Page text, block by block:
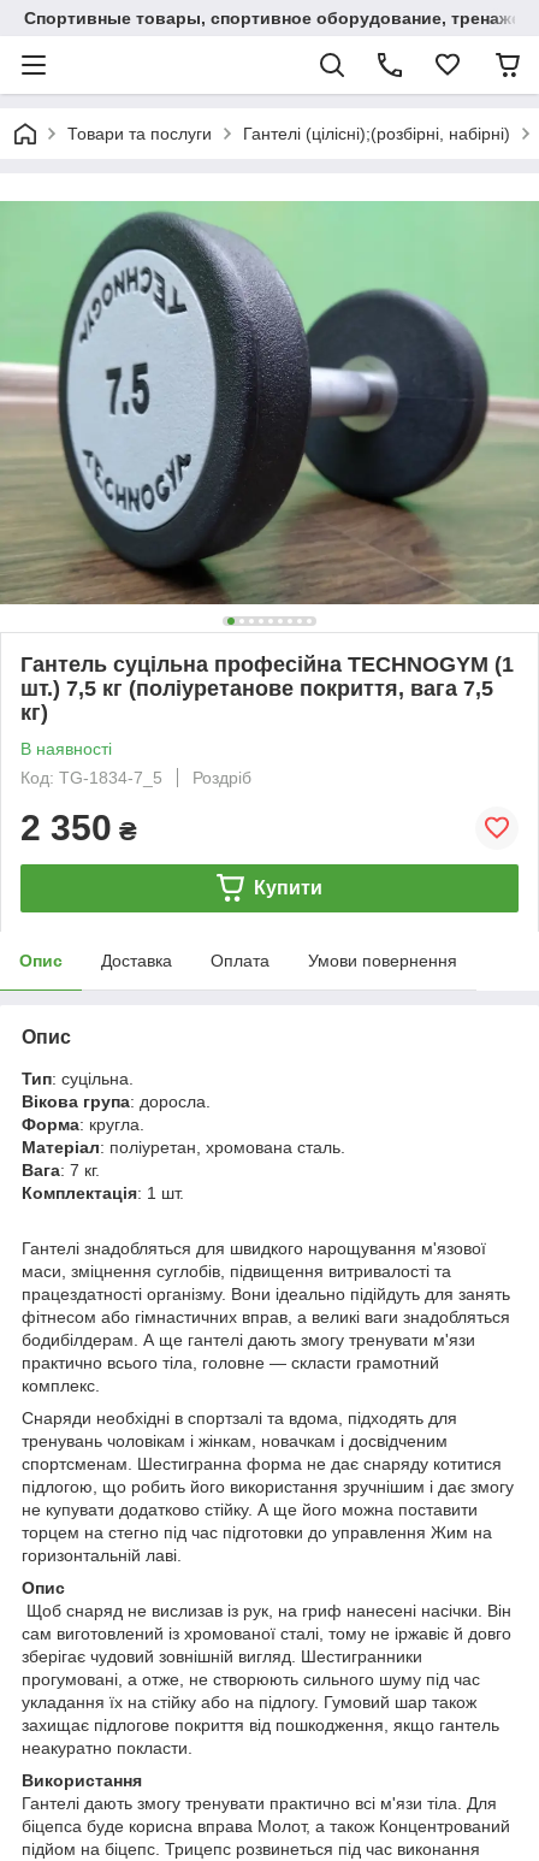
Спортивные товары, спортивное оборудование,
Товари та послуги Гантелі (цілісні);(розбірні, набірні)
Гантель суцільна професійна TECHNOGYM (1
шт.) 7,5 кг (поліуретанове покриття, вага 7,5
кг)
В наявності
Код: TG-1834-7_5
Роздріб
2 350 ₴
Купити
Опис Доставка Оплата Умови повернення
Опис
Тип: суцільна.
Вікова група: доросла.
Форма: кругла.
Матеріал: поліуретан, хромована сталь.
Вага: 7 кг.
Комплектація: 1 шт.
Гантелі знадобляться для швидкого нарощування м'язової
маси, зміцнення суглобів, підвищення витривалості та
працездатності організму. Вони ідеально підійдуть для занять
фітнесом або гімнастичних вправ, а великі ваги знадобляться
бодибілдерам. А ще гантелі дають змогу тренувати м'язи
практично всього тіла, головне — скласти грамотний
комплекс.
Снаряди необхідні в спортзалі та вдома, підходять для
тренувань чоловікам і жінкам, новачкам і досвідченим
спортсменам. Шестигранна форма не дає снаряду котитися
підлогою, що робить його використання зручнішим і дає змогу
не купувати додатково стійку. А ще його можна поставити
торцем на стегно під час підготовки до управлення Жим на
горизонтальній лаві.
Опис
Щоб снаряд не вислизав із рук, на гриф нанесені насічки. Він
сам виготовлений із хромованої сталі, тому не іржавіє й довго
зберігає чудовий зовнішній вигляд. Шестигранники
прогумовані, а отже, не створюють сильного шуму під час
укладання їх на стійку або на підлогу. Гумовий шар також
захищає підлогове покриття від пошкодження, якщо гантель
неакуратно покласти.
Використання
Гантелі дають змогу тренувати практично всі м'язи тіла. Для
біцепса буде корисна вправа Молот, а також Концентрований
підйом на біцепс. Трицепс розвинеться під час виконання